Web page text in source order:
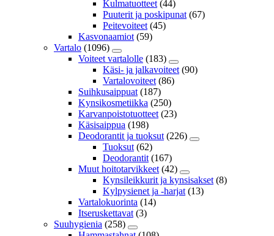
Kulmatuotteet (44)
Puuterit ja poskipunat (67)
Peitevoiteet (45)
Kasvonaamiot (59)
Vartalo (1096)
Voiteet vartalolle (183)
Käsi- ja jalkavoiteet (90)
Vartalovoiteet (86)
Suihkusaippuat (187)
Kynsikosmetiikka (250)
Karvanpoistotuotteet (23)
Käsisaippua (198)
Deodorantit ja tuoksut (226)
Tuoksut (62)
Deodorantit (167)
Muut hoitotarvikkeet (42)
Kynsileikkurit ja kynsisakset (8)
Kylpysienet ja -harjat (13)
Vartalokuorinta (14)
Itseruskettavat (3)
Suuhygienia (258)